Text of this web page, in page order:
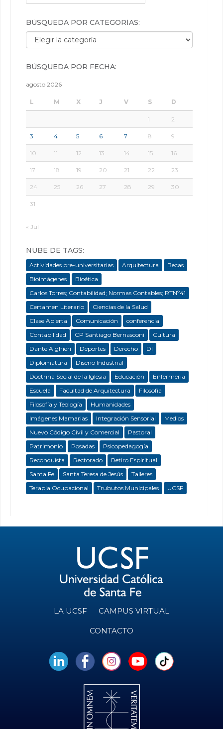
BÚSQUEDA POR CATEGORÍAS:
Búsqueda por categorías:
BÚSQUEDA POR FECHA:
agosto 2026
L M X J V S D
1 2
3 4 5 6 7 8 9
10 11 12 13 14 15 16
17 18 19 20 21 22 23
24 25 26 27 28 29 30
31
« Jul
NUBE DE TAGS:
Actividades pre-universitarias Arquitectura
Becas
Bioimágenes
Bioética
Carlos Torres; Contabilidad; Normas Contables; RTNº41
Certamen Literario
Ciencias de la Salud
Clase Abierta
Comunicación
conferencia
Contabilidad
CP Santiago Bernasconi
Cultura
Dante Alghieri
Deportes Derecho
DI
Diplomatura
Diseño Industrial
Doctrina Social de la Iglesia
Educación
Enfermeria
Escuela
Facultad de Arquitectura
Filosofía
Filosofía y Teología
Humanidades
Imágenes Mamarias
Integración Sensorial
Medios
Nuevo Código Civil y Comercial
Pastoral
Patrimonio
Posadas
Psicopedagogía
Reconquista
Rectorado
Retiro Espiritual
Santa Fe
Santa Teresa de Jesús
Talleres
Terapia Ocupacional
Trubutos Municipales UCSF
LA UCSF CAMPUS VIRTUAL
CONTACTO